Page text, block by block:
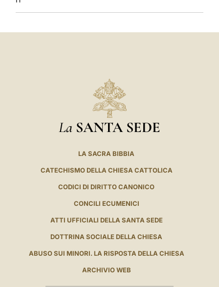
La SANTA SEDE
LA SACRA BIBBIA
CATECHISMO DELLA CHIESA CATTOLICA
CODICI DI DIRITTO CANONICO
CONCILI ECUMENICI
ATTI UFFICIALI DELLA SANTA SEDE
DOTTRINA SOCIALE DELLA CHIESA
ABUSO SUI MINORI. LA RISPOSTA DELLA CHIESA
ARCHIVIO WEB